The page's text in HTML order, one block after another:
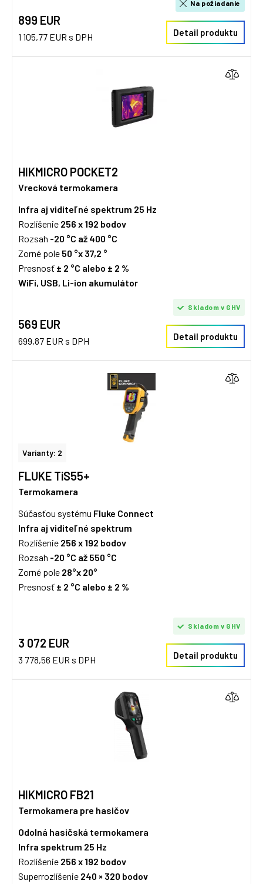
899 EUR
1 105,77 EUR s DPH
Na požiadanie
Detail produktu
HIKMICRO POCKET2
Vrecková termokamera
Infra aj viditeľné spektrum 25 Hz
Rozlíšenie 256 x 192 bodov
Rozsah -20 °C až 400 °C
Zorné pole 50 °x 37,2 °
Presnosť ± 2 °C alebo ± 2 %
WiFi, USB, Li-ion akumulátor
569 EUR
699,87 EUR s DPH
Skladom v GHV
Detail produktu
Varianty: 2
FLUKE TiS55+
Termokamera
Súčasťou systému Fluke Connect
Infra aj viditeľné spektrum
Rozlíšenie 256 x 192 bodov
Rozsah -20 °C až 550 °C
Zorné pole 28°x 20°
Presnosť ± 2 °C alebo ± 2 %
3 072 EUR
3 778,56 EUR s DPH
Skladom v GHV
Detail produktu
HIKMICRO FB21
Termokamera pre hasičov
Odolná hasičská termokamera
Infra spektrum 25 Hz
Rozlíšenie 256 x 192 bodov
Superrozlíšenie 240 × 320 bodov